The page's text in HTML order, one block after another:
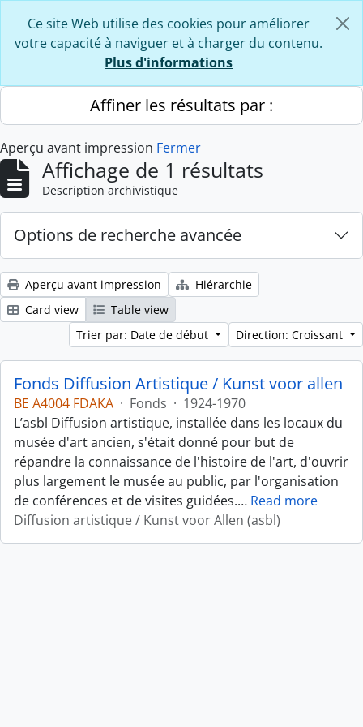
Ce site Web utilise des cookies pour améliorer
votre capacité à naviguer et à charger du contenu.
Plus d'informations
Affiner les résultats par :
Aperçu avant impression Fermer
Affichage de 1 résultats
Description archivistique
Options de recherche avancée
Aperçu avant impression
Hiérarchie
Card view
Table view
Trier par: Date de début
Direction: Croissant
Fonds Diffusion Artistique / Kunst voor allen
BE A4004 FDAKA · Fonds · 1924-1970
L’asbl Diffusion artistique, installée dans les locaux du
musée d'art ancien, s'était donné pour but de
répandre la connaissance de l'histoire de l'art, d'ouvrir
plus largement le musée au public, par l'organisation
de conférences et de visites guidées.… Read more
Diffusion artistique / Kunst voor Allen (asbl)